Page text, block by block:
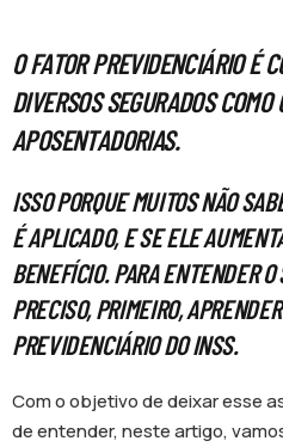
O FATOR PREVIDENCIÁRIO É
DIVERSOS SEGURADOS
APOSENTADORIAS.
ISSO PORQUE MUITOS NÃO
É APLICADO, E SE ELE
BENEFÍCIO. PARA ENTENDER
PRECISO, PRIMEIRO,
PREVIDENCIÁRIO DO INSS.
Com o objetivo de deixar esse
de entender, neste artigo,